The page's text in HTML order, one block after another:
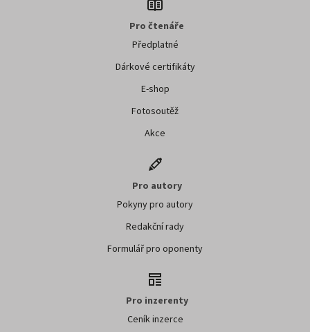
Pro čtenáře
Předplatné
Dárkové certifikáty
E-shop
Fotosoutěž
Akce
Pro autory
Pokyny pro autory
Redakční rady
Formulář pro oponenty
Pro inzerenty
Ceník inzerce